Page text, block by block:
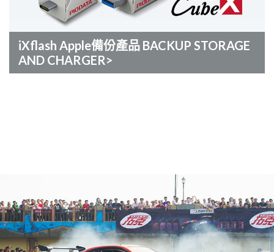
iXflash Apple備份產品 BACKUP STORAGE
AND CHARGER>